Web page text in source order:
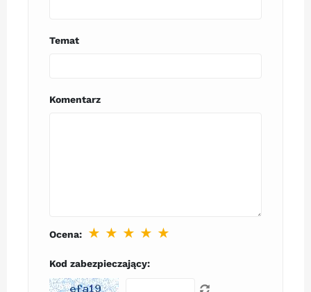
Temat
Komentarz
Ocena: ★ ★ ★ ★ ★
Kod zabezpieczający: